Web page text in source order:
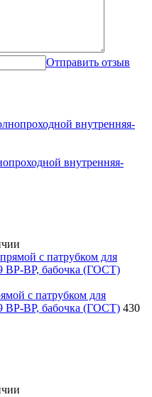
Отправить отзыв
внутренняя-
с патрубком для
ВР-ВР, бабочка (ГОСТ) 430